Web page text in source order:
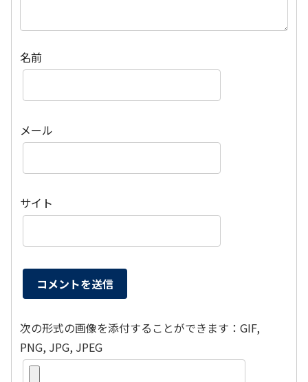
名前
メール
サイト
次の形式の画像を添付することができます：GIF,
PNG, JPG, JPEG